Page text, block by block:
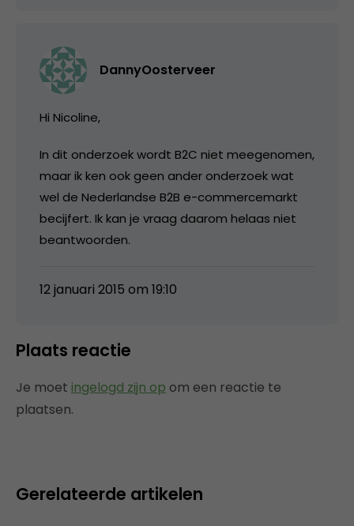
DannyOosterveer
Hi Nicoline,
In dit onderzoek wordt B2C niet meegenomen,
maar ik ken ook geen ander onderzoek wat
wel de Nederlandse B2B e-commercemarkt
becijfert. Ik kan je vraag daarom helaas niet
beantwoorden.
12 januari 2015 om 19:10
Plaats reactie
Je moet ingelogd zijn op om een reactie te
plaatsen.
Gerelateerde artikelen